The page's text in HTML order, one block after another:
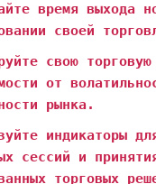
время выхода
своей
свою
от
рынка.
индикаторы
сессий и
торговых